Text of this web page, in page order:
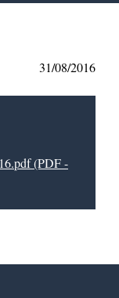
31/08/2016
(PDF -